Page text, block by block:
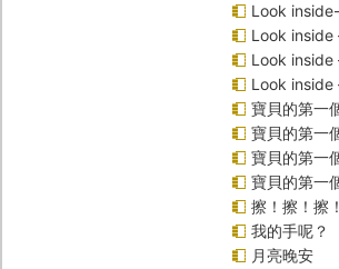
Look
Look inside
Look inside
Look inside
寶貝的第一
寶貝的第一
寶貝的第一
寶貝的第一
擦！擦！擦！
我的手呢？
月亮晚安